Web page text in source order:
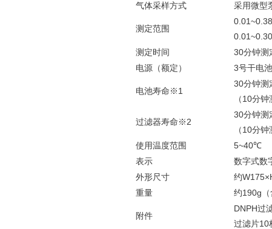
气体采样方式
采用微型
测定范围
测定时间
30分钟测
电源（额定）
3号干电
电池寿命※1
30分钟测
（10分
过滤器寿命※2
30分钟测
（10分
使用温度范围
5~40℃
表示
数字式数
外形尺寸
约
重量
约190g（
附件
DNPH过
过滤片10